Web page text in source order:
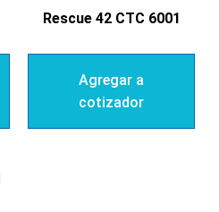
Rescue 42 CTC 6001
Agregar a
cotizador